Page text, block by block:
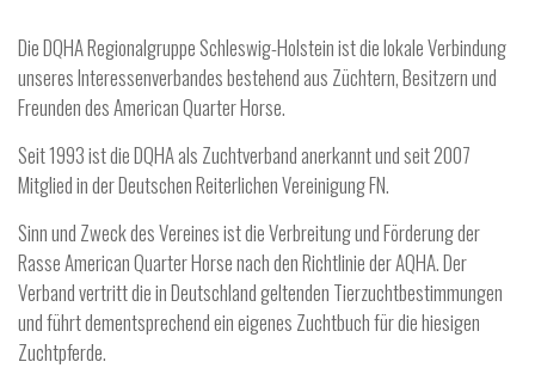
Die DQHA Regionalgruppe Schleswig-Holstein ist die lokale Verbindung
unseres Interessenverbandes bestehend aus Züchtern, Besitzern und
Freunden des American Quarter Horse.
Seit 1993 ist die DQHA als Zuchtverband anerkannt und seit 2007
Mitglied in der Deutschen Reiterlichen Vereinigung FN.
Sinn und Zweck des Vereines ist die Verbreitung und Förderung der
Rasse American Quarter Horse nach den Richtlinie der AQHA. Der
Verband vertritt die in Deutschland geltenden Tierzuchtbestimmungen
und führt dementsprechend ein eigenes Zuchtbuch für die hiesigen
Zuchtpferde.